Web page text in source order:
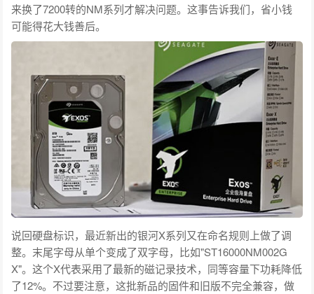
来换了7200转的NM系列才解决问题。这事告诉我们，省小钱
可能得花大钱善后。
说回硬盘标识，最近新出的银河X系列又在命名规则上做了调
整。末尾字母从单个变成了双字母，比如"ST16000NM002G
X"。这个X代表采用了最新的磁记录技术，同等容量下功耗降低
了12%。不过要注意，这批新品的固件和旧版不完全兼容，做